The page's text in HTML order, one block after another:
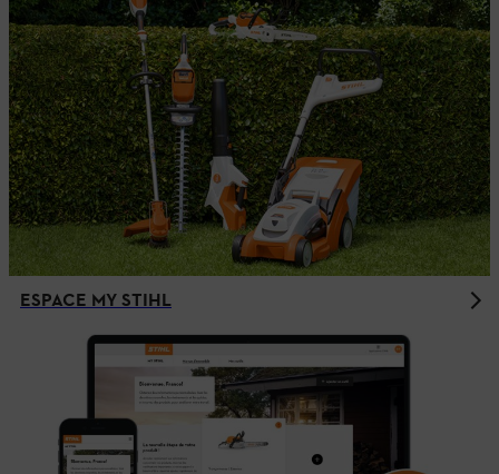
ESPACE MY STIHL